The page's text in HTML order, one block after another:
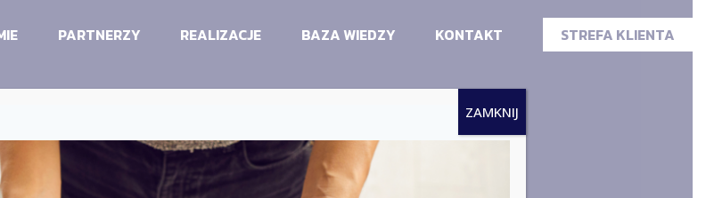
PARTNERZY REALIZACJE BAZA WIEDZY KONTAKT STREFA KLIENTA
ZAMKNIJ